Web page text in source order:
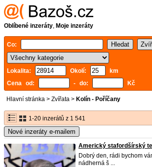
Oblíbené inzeráty, Moje inzeráty
Co:
Lokalita: Okolí:
km
Cena od:
- do: Kč
Hlavní stránka > Zvířata > Kolín - Poříčany
1-20 inzerátů z 1 541
Nové inzeráty e-mailem
Americký stafordšírský
Dobrý den, rádi bychom
nádherná š ...